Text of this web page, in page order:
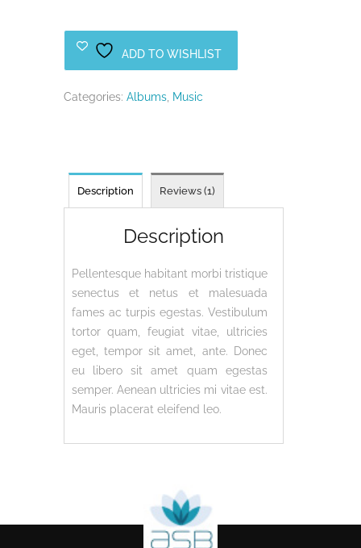
quantity
ADD TO WISHLIST
Categories: Albums Music
Description Reviews (1)
Description
Pellentesque habitant morbi tristique
senectus et netus et malesuada
fames ac turpis egestas. Vestibulum
tortor quam, feugiat vitae, ultricies
eget, tempor sit amet, ante. Donec
eu libero sit amet quam egestas
semper. Aenean ultricies mi vitae est.
Mauris placerat eleifend leo.